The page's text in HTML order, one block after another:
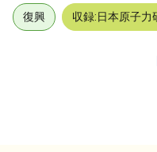
復興 収録:日本原子力